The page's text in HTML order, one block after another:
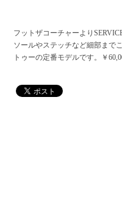
フットザコーチャーより
ソールやステッチなど細部まで
トゥーの定番モデルです。￥